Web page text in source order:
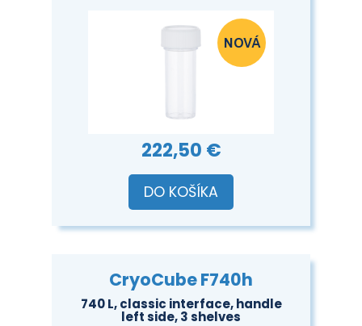
222,50 €
DO KOŠÍKA
CryoCube F740h
740 L, classic interface, handle
left side, 3 shelves